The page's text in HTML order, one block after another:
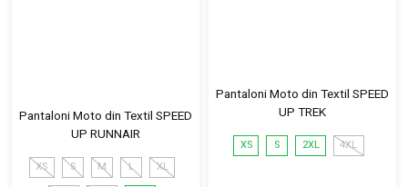
Pantaloni Moto din Textil SPEED
UP RUNNAIR
XS S M L XL
Pantaloni Moto din Textil SPEED
UP TREK
XS S 2XL 4XL